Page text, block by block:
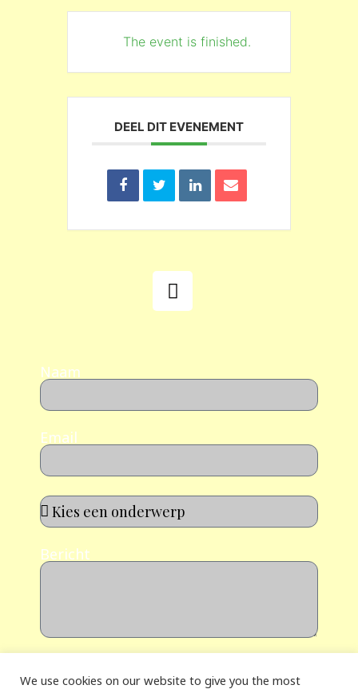
The event is finished.
DEEL DIT EVENEMENT
Naam
Email
Bericht
Sturen
We use cookies on our website to give you the most